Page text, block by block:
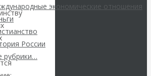
экономические отношения
России
рубрики…
Кто